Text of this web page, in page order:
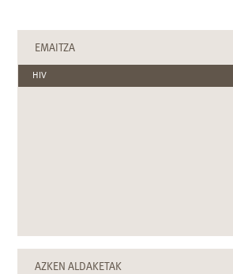
EMAITZA
HIV
AZKEN ALDAKETAK